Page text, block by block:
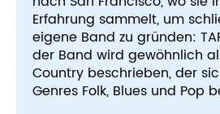
Erfahrung sammelt, um
eigene Band zu gründen:
der Band wird gewöhnlich
Country beschrieben, der
Genres Folk, Blues und Pop